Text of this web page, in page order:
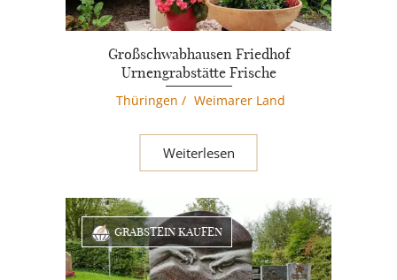
Großschwabhausen Friedhof
Urnengrabstätte Frische
Thüringen / Weimarer Land
Weiterlesen
GRABSTEIN KAUFEN